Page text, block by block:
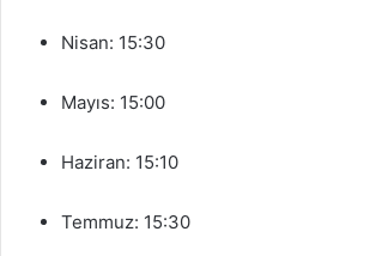
Nisan: 15:30
Mayıs: 15:00
Haziran: 15:10
Temmuz: 15:30